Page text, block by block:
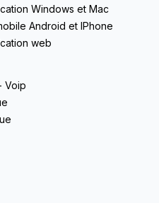
Windows et Mac
Android et IPhone
web
Voip